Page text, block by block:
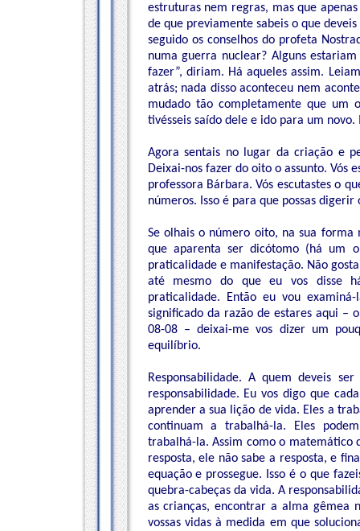
estruturas nem regras, mas que
de que previamente sabeis o que
seguido os conselhos do profeta
numa guerra nuclear? Alguns
fazer”, diriam. Há aqueles assim.
atrás; nada disso aconteceu nem
mudado tão completamente que
tivésseis saído dele e ido para um
Agora sentais no lugar da criação e
Deixai-nos fazer do oito o assunto. Vós
professora Bárbara. Vós escutastes o
números. Isso é para que possas
Se olhais o número oito, na sua
que aparenta ser dicótomo (há um
praticalidade e manifestação. Não
até mesmo do que eu vos disse
praticalidade. Então eu vou
significado da razão de estares aqui –
08-08 – deixai-me vos dizer um
equilíbrio.
Responsabilidade. A quem deveis
responsabilidade. Eu vos digo que
aprender a sua lição de vida. Eles a
continuam a trabalhá-la. Eles
trabalhá-la. Assim como o matemático
resposta, ele não sabe a resposta, e
equação e prossegue. Isso é o que
quebra-cabeças da vida. A
as crianças, encontrar a alma gêmea
vossas vidas à medida em que